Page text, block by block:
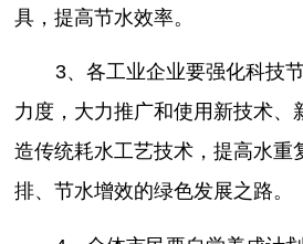
具，提高节水效率。
3、各工业企业要强化科技
力度，大力推广和使用新技术、
造传统耗水工艺技术，提高水重
排、节水增效的绿色发展之路。